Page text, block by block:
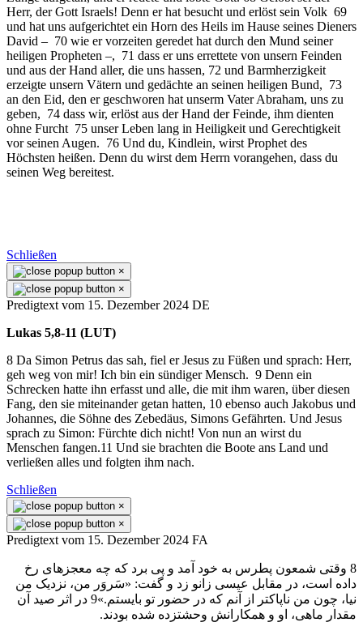
Herr, der Gott Israels! Denn er hat besucht und erlöst sein Volk 69
und hat uns aufgerichtet ein Horn des Heils im Hause seines Dieners
David – 70 wie er vorzeiten geredet hat durch den Mund seiner
heiligen Propheten –, 71 dass er uns errettete von unsern Feinden
und aus der Hand aller, die uns hassen, 72 und Barmherzigkeit
erzeigte unsern Vätern und gedächte an seinen heiligen Bund, 73
an den Eid, den er geschworen hat unserm Vater Abraham, uns zu
geben, 74 dass wir, erlöst aus der Hand der Feinde, ihm dienten
ohne Furcht 75 unser Leben lang in Heiligkeit und Gerechtigkeit
vor seinen Augen. 76 Und du, Kindlein, wirst Prophet des
Höchsten heißen. Denn du wirst dem Herrn vorangehen, dass du
seinen Weg bereitest.
Schließen
×
×
Predigtext vom 15. Dezember 2024 DE
Lukas 5,8-11 (LUT)
8 Da Simon Petrus das sah, fiel er Jesus zu Füßen und sprach: Herr,
geh weg von mir! Ich bin ein sündiger Mensch. 9 Denn ein
Schrecken hatte ihn erfasst und alle, die mit ihm waren, über diesen
Fang, den sie miteinander getan hatten, 10 ebenso auch Jakobus und
Johannes, die Söhne des Zebedäus, Simons Gefährten. Und Jesus
sprach zu Simon: Fürchte dich nicht! Von nun an wirst du
Menschen fangen.11 Und sie brachten die Boote ans Land und
verließen alles und folgten ihm nach.
Schließen
×
×
Predigtext vom 15. Dezember 2024 FA
8 وقتی شمعون پطرس به خود آمد و پی برد كه چه معجزهای رخ
داده است، در مقابل عيسی زانو زد و گفت: «سَروَر من، نزديک من
نيا، چون من ناپاكتر از آنم كه در حضور تو بايستم.»9 در اثر صيد آن
مقدار ماهی، او و همكارانش وحشتزده شده بودند.